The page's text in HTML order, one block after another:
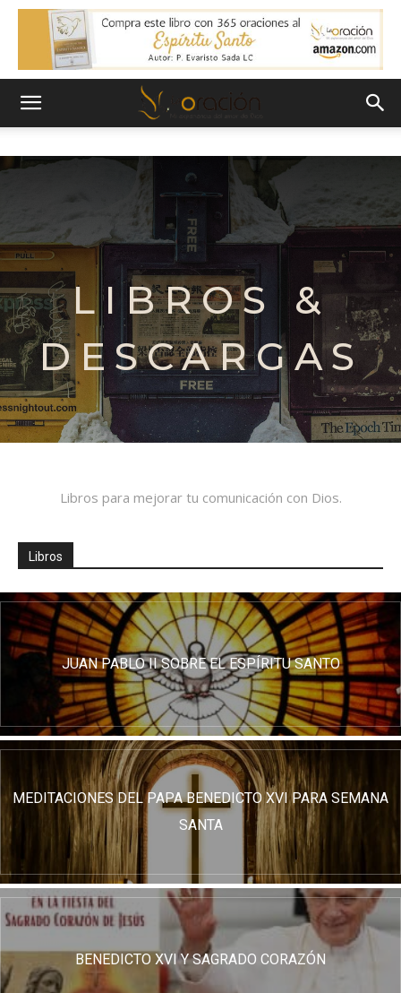
LIBROS &
DESCARGAS
Libros para mejorar tu comunicación con Dios.
Libros
JUAN PABLO II SOBRE EL ESPÍRITU SANTO
MEDITACIONES DEL PAPA BENEDICTO XVI PARA SEMANA
SANTA
BENEDICTO XVI Y SAGRADO CORAZÓN